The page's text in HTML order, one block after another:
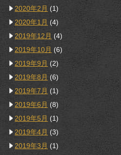
2020年2月 (1)
2020年1月 (4)
2019年12月 (4)
2019年10月 (6)
2019年9月 (2)
2019年8月 (6)
2019年7月 (1)
2019年6月 (8)
2019年5月 (1)
2019年4月 (3)
2019年3月 (1)